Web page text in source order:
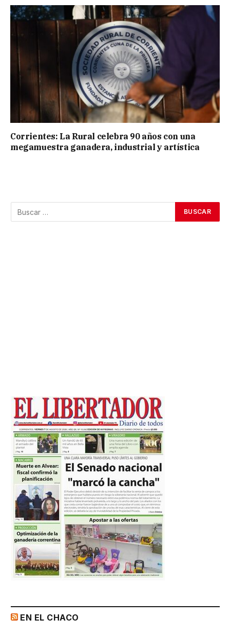
Corrientes: La Rural celebra 90 años con una
megamuestra ganadera, industrial y artística
EN EL CHACO